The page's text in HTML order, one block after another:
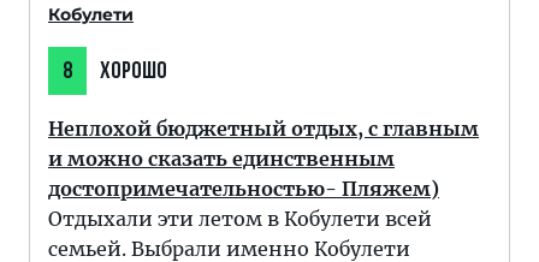
Кобулети
8 ХОРОШО
Неплохой бюджетный отдых, с главным
и можно сказать единственным
достопримечательностью- Пляжем)
Отдыхали эти летом в Кобулети всей
семьей. Выбрали именно Кобулети